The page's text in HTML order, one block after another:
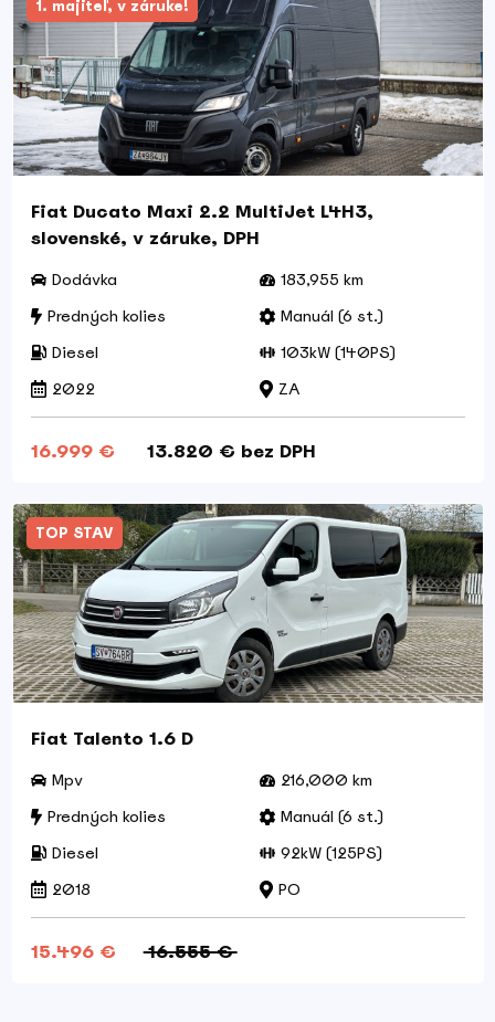
1. majiteľ, v záruke!
Fiat Ducato Maxi 2.2 MultiJet L4H3,
slovenské, v záruke, DPH
Dodávka
183,955 km
Predných kolies
Manuál (6 st.)
Diesel
103kW (140PS)
2022
ZA
16.999 € 13.820 € bez DPH
TOP STAV
Fiat Talento 1.6 D
Mpv
216,000 km
Predných kolies
Manuál (6 st.)
Diesel
92kW (125PS)
2018
PO
15.496 € 16.555 €